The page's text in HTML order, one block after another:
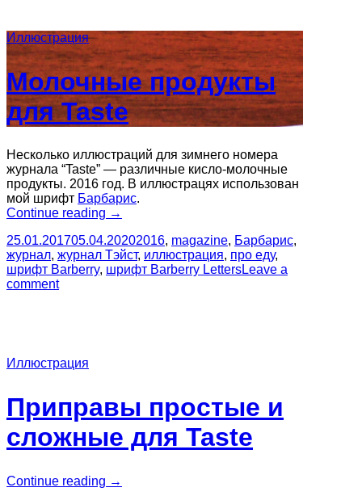
Иллюстрация
Молочные продукты
для Taste
Несколько иллюстраций для зимнего номера
журнала “Taste” — различные кисло-молочные
продукты. 2016 год. В иллюстрацях использован
мой шрифт Барбарис.
Continue reading “Молочные
для Taste”
→
25.01.201705.04.20202016, magazine, Барбарис,
журнал, журнал Тэйст, иллюстрация, про еду,
шрифт Barberry, шрифт Barberry LettersLeave a
comment
Иллюстрация
Приправы простые и
сложные для Taste
Continue reading “Приправы
→